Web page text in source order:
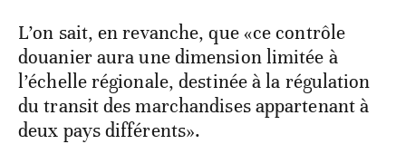
L’on sait, en revanche, que «ce contrôle
douanier aura une dimension limitée à
l’échelle régionale, destinée à la régulation
du transit des marchandises appartenant à
deux pays différents».